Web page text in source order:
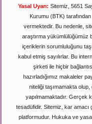
Yasal Uyarı: Sitemiz, 5651
Kurumu (BTK)
vermektedir. Bu nedenle,
araştırma yükümlülüğümüz
içeriklerin sorumluluğunu
kabul etmiş sayılırlar. Bu
şirketi ile hiçbir
hazırladığımız makaleler
niteliği taşımamakta
yapılmamaktadır. Gerçek
tesadüfidir. Sitemiz, kar
platformudur. Hukuka ve